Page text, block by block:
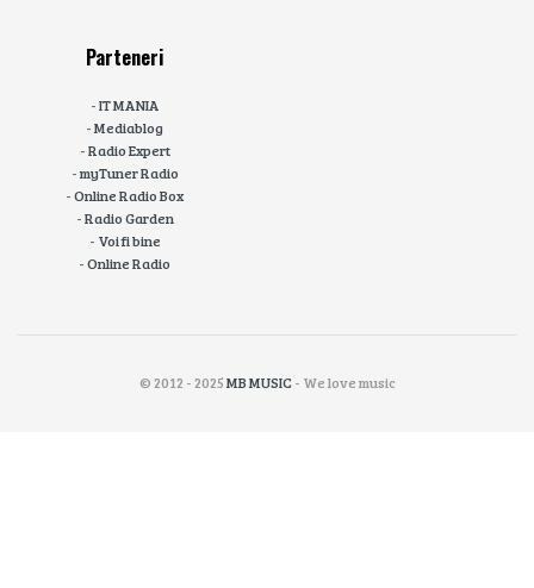
Parteneri
-IT MANIA
-Mediablog
-Radio Expert
-myTuner Radio
-Online Radio Box
-Radio Garden
- Voi fi bine
-Online Radio
© 2012 - 2025MB MUSIC - We love music